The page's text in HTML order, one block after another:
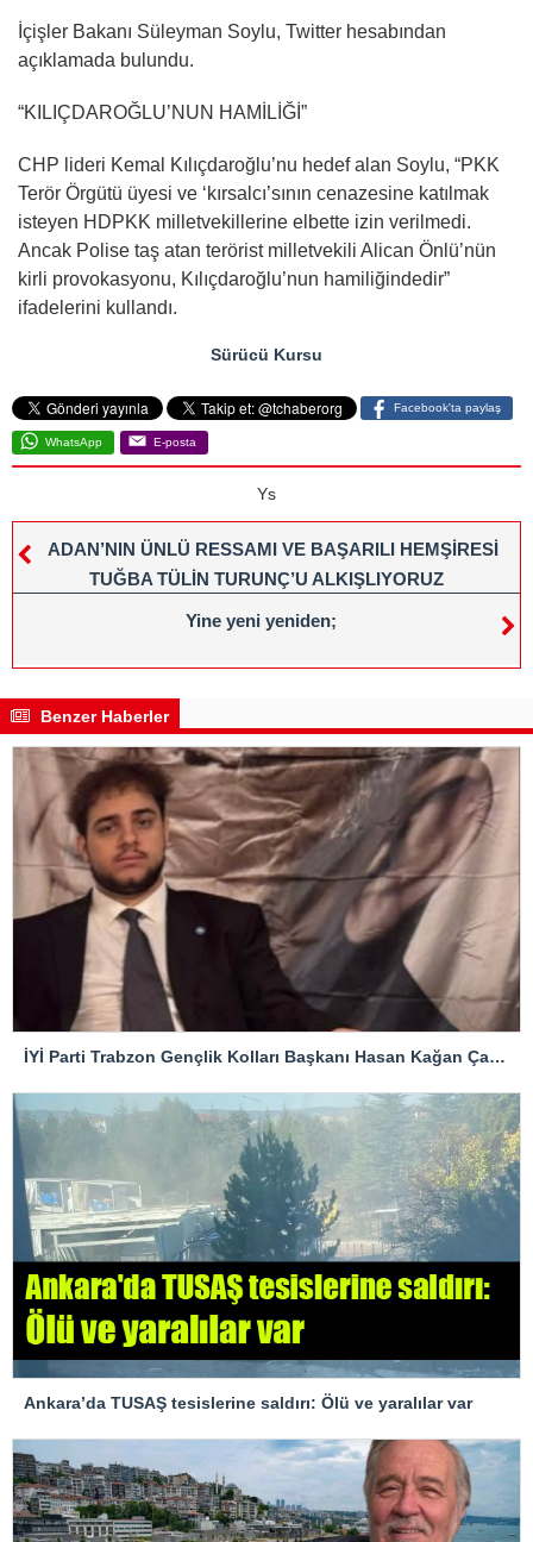
İçişler Bakanı Süleyman Soylu, Twitter hesabından
açıklamada bulundu.
“KILIÇDAROĞLU’NUN HAMİLİĞİ”
CHP lideri Kemal Kılıçdaroğlu’nu hedef alan Soylu, “PKK
Terör Örgütü üyesi ve ‘kırsalcı’sının cenazesine katılmak
isteyen HDPKK milletvekillerine elbette izin verilmedi.
Ancak Polise taş atan terörist milletvekili Alican Önlü’nün
kirli provokasyonu, Kılıçdaroğlu’nun hamiliğindedir”
ifadelerini kullandı.
Sürücü Kursu
Facebook'ta paylaş
WhatsApp E-posta
Ys
ADAN’NIN ÜNLÜ RESSAMI VE BAŞARILI HEMŞİRESİ
TUĞBA TÜLİN TURUNÇ’U ALKIŞLIYORUZ
Yine yeni yeniden;
Benzer Haberler
İYİ Parti Trabzon Gençlik Kolları Başkanı Hasan Kağan Çakıroğlu’ndan Mattia Ahmet Minguzzi Davasına Tepki
Ankara’da TUSAŞ tesislerine saldırı: Ölü ve yaralılar var